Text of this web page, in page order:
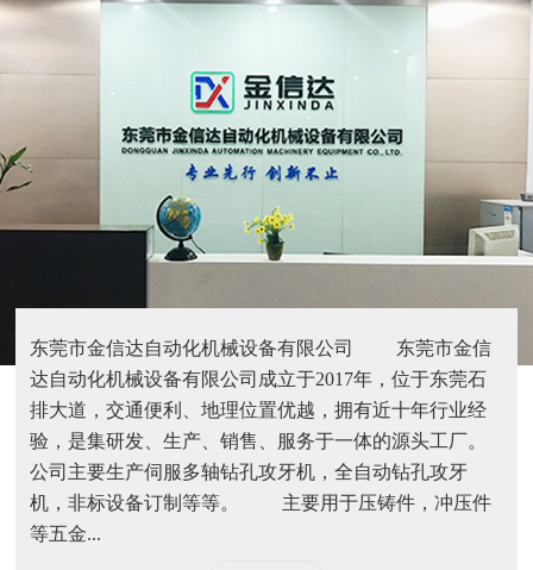
东莞市金信达自动化机械设备有限公司 东莞市金信
达自动化机械设备有限公司成立于2017年，位于东莞石
排大道，交通便利、地理位置优越，拥有近十年行业经
验，是集研发、生产、销售、服务于一体的源头工厂。
公司主要生产伺服多轴钻孔攻牙机，全自动钻孔攻牙
机，非标设备订制等等。 主要用于压铸件，冲压件
等五金...